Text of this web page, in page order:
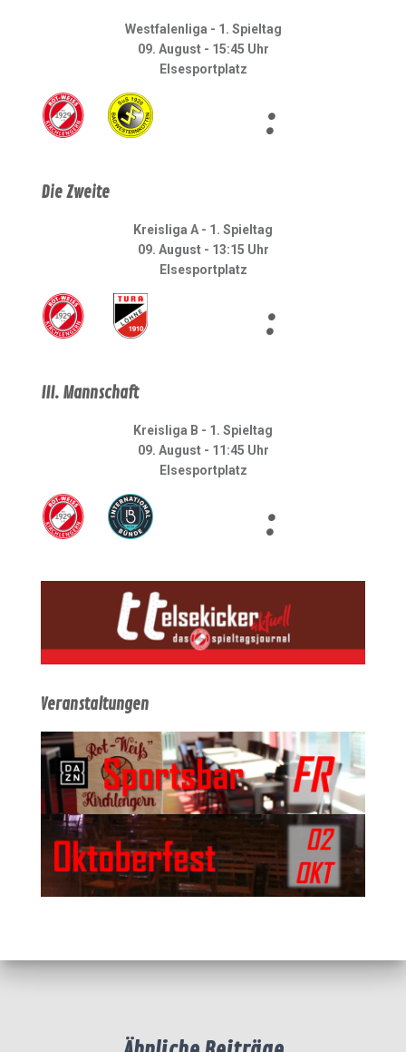
Westfalenliga - 1. Spieltag
09. August - 15:45 Uhr
Elsesportplatz
:
Die Zweite
Kreisliga A - 1. Spieltag
09. August - 13:15 Uhr
Elsesportplatz
:
III. Mannschaft
Kreisliga B - 1. Spieltag
09. August - 11:45 Uhr
Elsesportplatz
:
Veranstaltungen